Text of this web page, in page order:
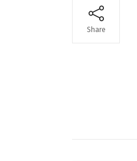
Share